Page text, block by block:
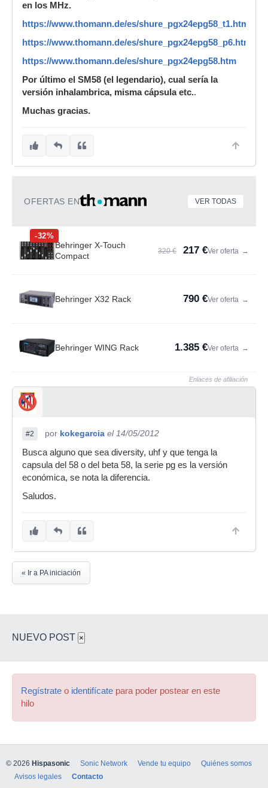
en los MHz.
https://www.thomann.de/es/shure_pgx24epg58_t1.htm
https://www.thomann.de/es/shure_pgx24epg58_p6.htm
https://www.thomann.de/es/shure_pgx24epg58.htm
Por último el SM58 (el legendario), cual sería la
versión inhalambrica, misma cápsula etc..
Muchas gracias.
OFERTAS EN VER TODAS
-32%
Behringer X-Touch
Compact
320 € 217 €Ver oferta →
Behringer X32 Rack 790 €Ver oferta →
Behringer WING Rack 1.385 €Ver oferta →
Enlaces de afiliación
#2 por kokegarcia el 14/05/2012
Busca alguno que sea diversity, uhf y que tenga la
capsula del 58 o del beta 58, la serie pg es la versión
económica, se nota la diferencia.
Saludos.
« Ir a PA iniciación
NUEVO POST ×
Regístrate o identifícate para poder postear en este
hilo
© 2026 Hispasonic Sonic Network Vende tu equipo
Quiénes somos
Avisos legales
Contacto